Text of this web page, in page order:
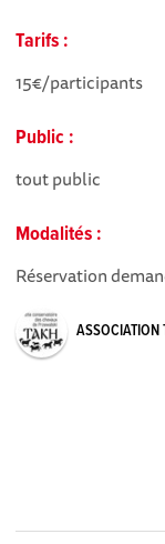
Tarifs :
15€/participants
Public :
tout public
Modalités :
Réservation
ASSOCIATION